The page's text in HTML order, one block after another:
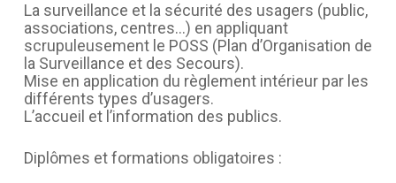
La surveillance et la sécurité des usagers (public,
associations, centres…) en appliquant
scrupuleusement le POSS (Plan d’Organisation de
la Surveillance et des Secours).
Mise en application du règlement intérieur par les
différents types d’usagers.
L’accueil et l’information des publics.
Diplômes et formations obligatoires :